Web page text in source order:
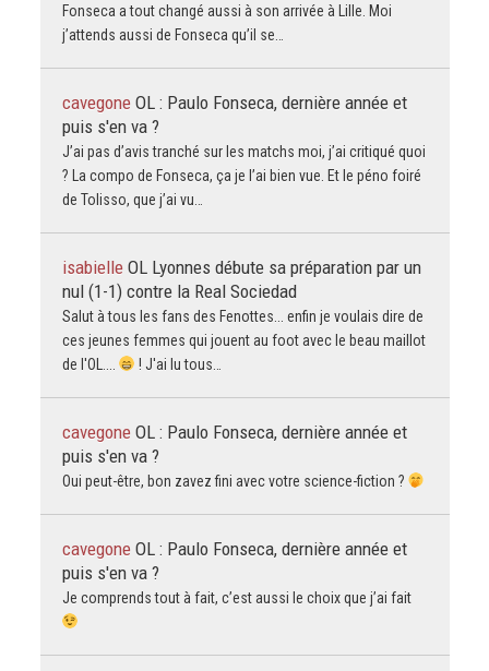
Fonseca a tout changé aussi à son arrivée à Lille. Moi
j’attends aussi de Fonseca qu’il se…
cavegone OL : Paulo Fonseca, dernière année et
puis s'en va ?
J’ai pas d’avis tranché sur les matchs moi, j’ai critiqué quoi
? La compo de Fonseca, ça je l’ai bien vue. Et le péno foiré
de Tolisso, que j’ai vu…
isabielle OL Lyonnes débute sa préparation par un
nul (1-1) contre la Real Sociedad
Salut à tous les fans des Fenottes... enfin je voulais dire de
ces jeunes femmes qui jouent au foot avec le beau maillot
de l'OL....
! J'ai lu tous…
cavegone OL : Paulo Fonseca, dernière année et
puis s'en va ?
Oui peut-être, bon zavez fini avec votre science-fiction ?
cavegone OL : Paulo Fonseca, dernière année et
puis s'en va ?
Je comprends tout à fait, c’est aussi le choix que j’ai fait